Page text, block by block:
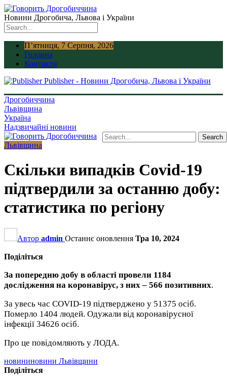
Новини Дрогобича, Львова і України
П’ятниця, 7 Серпня, 2026
Головна
Контакти
Publisher - Новини Дрогобича, Львова і України
Дрогобиччина
Львівщина
Україна
Надзвичайні новини
Львівщина
Скільки випадків Covid-19
підтвердили за останню добу:
статистика по регіону
Автор admin Останнє оновлення Тра 10, 2024
Поділіться
За попередню добу в області провели 1184
дослідження на коронавірус, з них – 566 позитивних.
За увесь час COVID-19 підтверджено у 51375 осіб.
Померло 1404 людей. Одужали від коронавірусної
інфекції 34626 осіб.
Про це повідомляють у ЛОДА.
новининовини Львівщини
Поділіться